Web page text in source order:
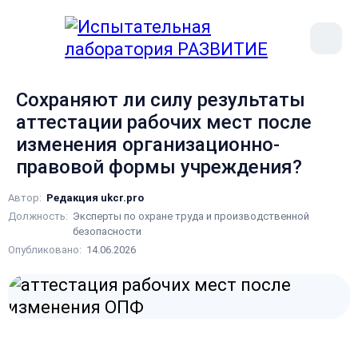
Меню
Сохраняют ли силу результаты
аттестации рабочих мест после
изменения организационно-
правовой формы учреждения?
Автор: Редакция ukcr.pro
Должность: Эксперты по охране труда и производственной
безопасности
Опубликовано: 14.06.2026